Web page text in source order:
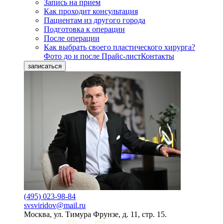
Запись на прием
Как проходит консультация
Пациентам из другого города
Подготовка к операции
После операции
Как выбрать своего пластического хирурга?
Фото до и после Прайс-листКонтакты
записаться
(495) 023-98-84
svsviridov@mail.ru
Москва, ул. Тимура Фрунзе, д. 11, стр. 15.